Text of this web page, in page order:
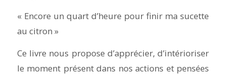
« Encore un quart d’heure pour finir ma sucette
au citron »
Ce livre nous propose d’apprécier, d’intérioriser
le moment présent dans nos actions et pensées